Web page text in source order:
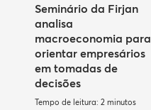
Seminário da Firjan
analisa
macroeconomia para
orientar empresários
em tomadas de
decisões
Tempo de leitura: 2 minutos